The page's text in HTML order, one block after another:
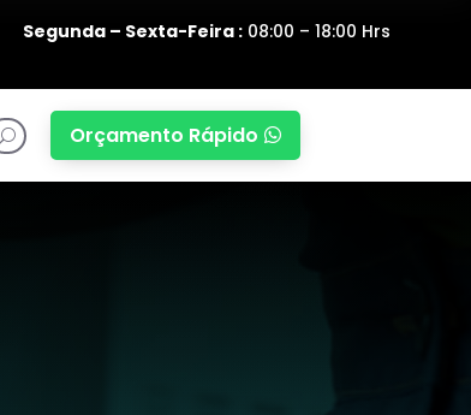
Segunda – Sexta-Feira :08:00 – 18:00 Hrs
U Orçamento Rápido 